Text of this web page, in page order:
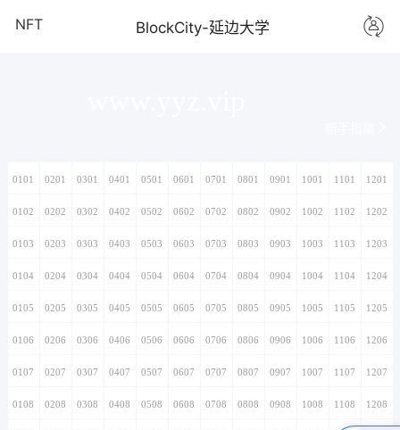
NFT BlockCity-延边大学
0101 0201 0301 0401 0501 0601 0701 0801 0901 1001 1101 1201
0102 0202 0302 0402 0502 0602 0702 0802 0902 1002 1102 1202
0103 0203 0303 0403 0503 0603 0703 0803 0903 1003 1103 1203
0104 0204 0304 0404 0504 0604 0704 0804 0904 1004 1104 1204
0105 0205 0305 0405 0505 0605 0705 0805 0905 1005 1105 1205
0106 0206 0306 0406 0506 0606 0706 0806 0906 1006 1106 1206
0107 0207 0307 0407 0507 0607 0707 0807 0907 1007 1107 1207
0108 0208 0308 0408 0508 0608 0708 0808 0908 1008 1108 1208